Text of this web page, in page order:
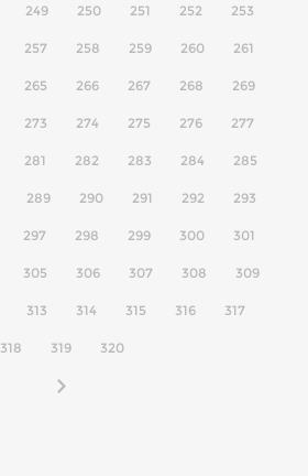
249 250 251 252 253
257 258 259 260 261
265 266 267 268 269
273 274 275 276 277
281 282 283 284 285
289 290 291 292 293
297 298 299 300 301
305 306 307 308 309
313 314 315 316 317
318 319 320